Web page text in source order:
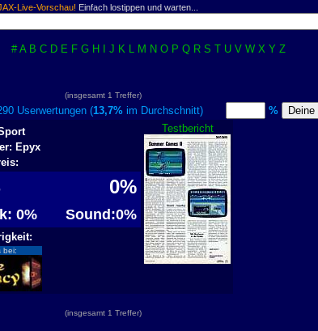
Live-Vorschau! Einfach lostippen und warten...
# A B C D E F G H J K L M N O P Q R S T U V W X Y Z
(insgesamt 1 Treffer)
Userwertungen (13,7% im Durchschnitt) %
Testbericht
Epyx
0%
0% Sound:0%
bei:
(insgesamt 1 Treffer)